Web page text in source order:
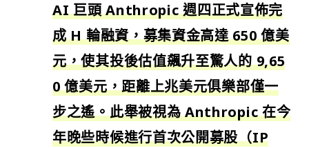
AI 巨頭 Anthropic 週四正式宣佈完
成 H 輪融資，募集資金高達 650 億美
元，使其投後估值飆升至驚人的 9,65
0 億美元，距離上兆美元俱樂部僅一
步之遙。此舉被視為 Anthropic 在今
年晚些時候進行首次公開募股（IP